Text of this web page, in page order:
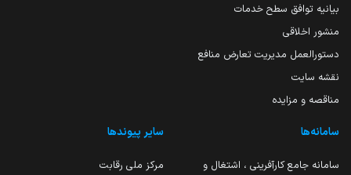
بیانیه توافق سطح خدمات
منشور اخلاقی
دستورالعمل مدیریت تعارض منافع
نقشه سایت
مناقصه و مزایده
سامانه‌ها
سامانه جامع کارآفرینی ، اشتغال و
سایر پیوندها
مرکز ملی رقابت